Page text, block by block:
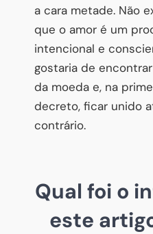
a cara metade. Não
que o amor é um
intencional e
gostaria de
da moeda e, na
decreto, ficar unido
contrário.
Qual foi o
este